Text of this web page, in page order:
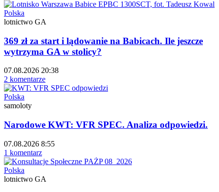
Polska
lotnictwo GA
369 zł za start i lądowanie na Babicach. Ile jeszcze
wytrzyma GA w stolicy?
07.08.2026 20:38
2 komentarze
Polska
samoloty
Narodowe KWT: VFR SPEC. Analiza odpowiedzi.
07.08.2026 8:55
1 komentarz
Polska
lotnictwo GA